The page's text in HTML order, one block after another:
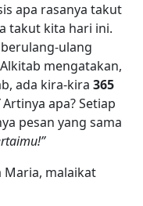
apa rasanya takut
takut kita hari ini.
ulang
mengatakan,
ada kira-kira 365
Artinya apa? Setiap
pesan yang sama
Maria, malaikat